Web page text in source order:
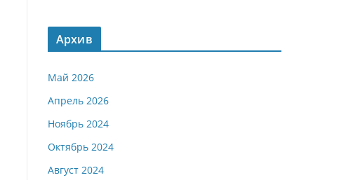
Архив
Май 2026
Апрель 2026
Ноябрь 2024
Октябрь 2024
Август 2024